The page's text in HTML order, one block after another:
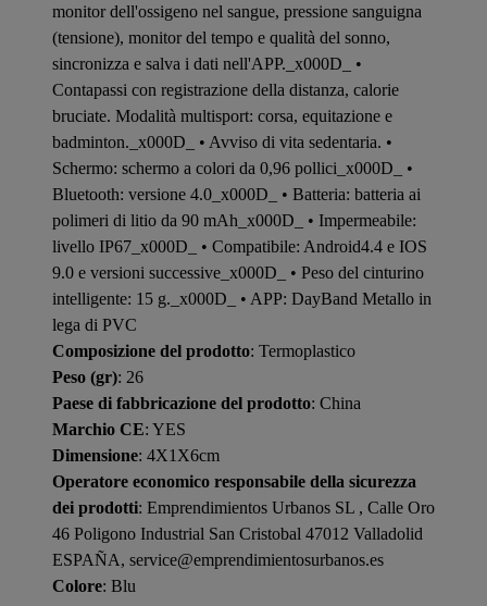
monitor dell'ossigeno nel sangue, pressione sanguigna
(tensione), monitor del tempo e qualità del sonno,
sincronizza e salva i dati nell'APP._x000D_ •
Contapassi con registrazione della distanza, calorie
bruciate. Modalità multisport: corsa, equitazione e
badminton._x000D_ • Avviso di vita sedentaria. •
Schermo: schermo a colori da 0,96 pollici_x000D_ •
Bluetooth: versione 4.0_x000D_ • Batteria: batteria ai
polimeri di litio da 90 mAh_x000D_ • Impermeabile:
livello IP67_x000D_ • Compatibile: Android4.4 e IOS
9.0 e versioni successive_x000D_ • Peso del cinturino
intelligente: 15 g._x000D_ • APP: DayBand Metallo in
lega di PVC
Composizione del prodotto: Termoplastico
Peso (gr): 26
Paese di fabbricazione del prodotto: China
Marchio CE: YES
Dimensione: 4X1X6cm
Operatore economico responsabile della sicurezza
dei prodotti: Emprendimientos Urbanos SL , Calle Oro
46 Poligono Industrial San Cristobal 47012 Valladolid
ESPAÑA, service@emprendimientosurbanos.es
Colore: Blu